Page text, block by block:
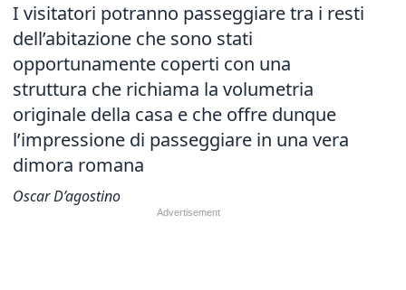
I visitatori potranno passeggiare tra i resti
dell’abitazione che sono stati
opportunamente coperti con una
struttura che richiama la volumetria
originale della casa e che offre dunque
l’impressione di passeggiare in una vera
dimora romana
Oscar D’agostino